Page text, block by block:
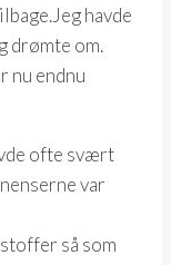
havde
drømte om.
nu endnu
ofte svært
var
så som